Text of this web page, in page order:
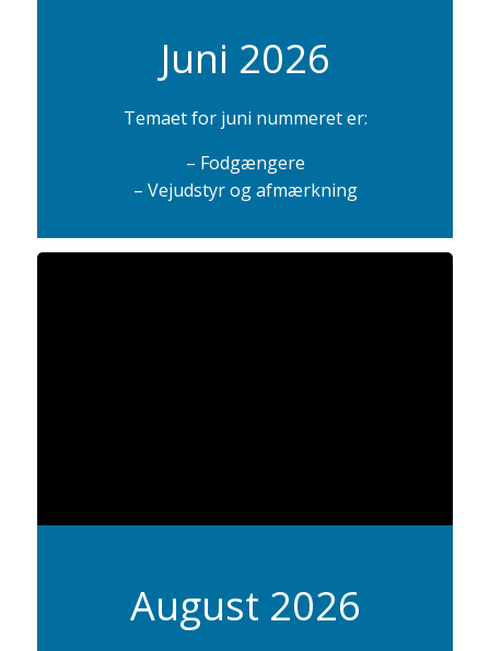
Juni 2026
Temaet for juni nummeret er:
– Fodgængere
– Vejudstyr og afmærkning
August 2026